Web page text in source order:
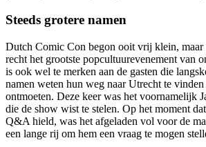
Steeds grotere namen
Dutch Comic Con begon ooit vrij klein, maar
recht het grootste popcultuurevenement van
is ook wel te merken aan de gasten die
namen weten hun weg naar Utrecht te
ontmoeten. Deze keer was het voornamelijk
die de show wist te stelen. Op het moment
Q&A hield, was het afgeladen vol voor de
een lange rij om hem een vraag te mogen